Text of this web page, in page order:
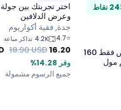
بطاقات سفوري لاند الرياض فقط 160
اختر تجربتك بين جولة
وعرض الدلافين
جدة, فقية أكواريوم
4.2K تذاكر مباعة
16.20
USD 18.90 USD
جميع الرسوم مشمولة